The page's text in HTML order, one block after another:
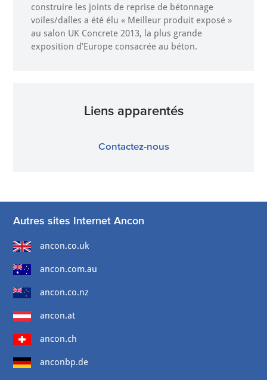
construire les joints de reprise de bétonnage
voiles/dalles a été élu « Meilleur produit exposé »
au salon UK Concrete 2013, la plus grande
exposition d’Europe consacrée au béton.
Liens apparentés
Contactez-nous
Autres sites Internet Ancon
ancon.co.uk
ancon.com.au
ancon.co.nz
ancon.at
ancon.ch
anconbp.de